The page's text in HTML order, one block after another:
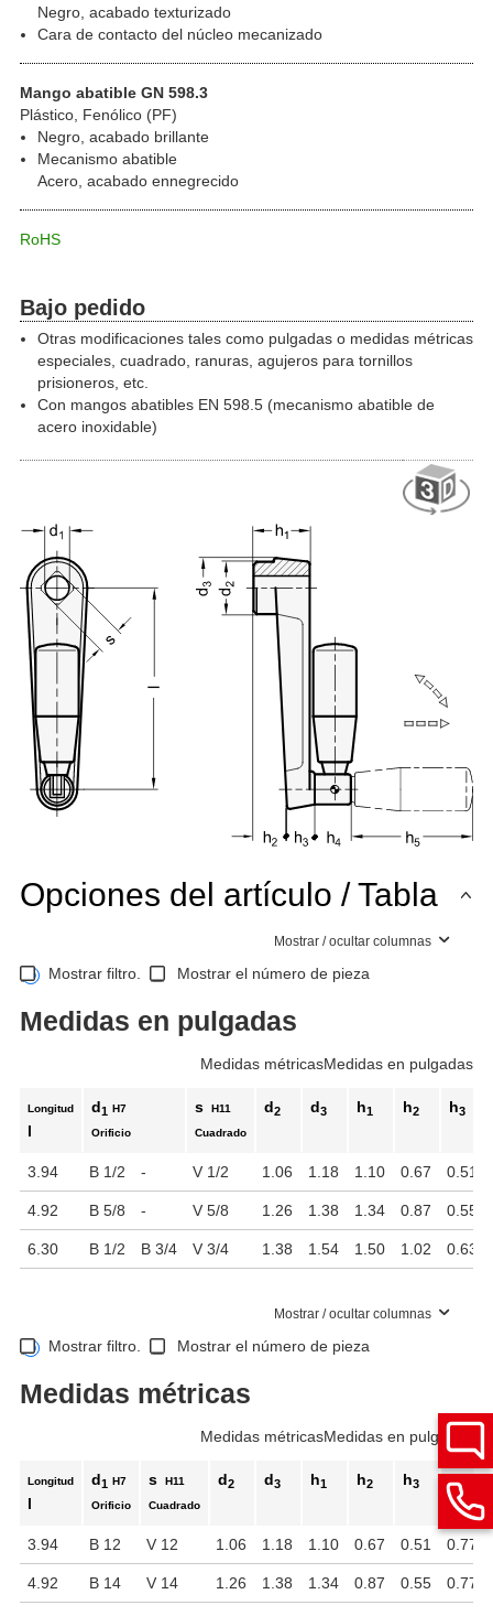
Negro, acabado texturizado
Cara de contacto del núcleo mecanizado
Mango abatible GN 598.3
Plástico, Fenólico (PF)
Negro, acabado brillante
Mecanismo abatible
Acero, acabado ennegrecido
RoHS
Bajo pedido
Otras modificaciones tales como pulgadas o medidas métricas
especiales, cuadrado, ranuras, agujeros para tornillos
prisioneros, etc.
Con mangos abatibles EN 598.5 (mecanismo abatible de
acero inoxidable)
Opciones del artículo / Tabla
Mostrar / ocultar columnas
Mostrar filtro. Mostrar el número de pieza
Medidas en pulgadas
Medidas métricasMedidas en pulgadas
Longitud
l
d1 H7
Orificio
s
H11
Cuadrado
d2 d3 h1 h2 h3
3.94 B 1/2 - V 1/2 1.06 1.18 1.10 0.67 0.51
4.92 B 5/8 - V 5/8 1.26 1.38 1.34 0.87 0.55
6.30 B 1/2 B 3/4 V 3/4 1.38 1.54 1.50 1.02 0.63
Mostrar / ocultar columnas
Mostrar filtro. Mostrar el número de pieza
Medidas métricas
Medidas métricasMedidas en pulgadas
Longitud
l
d1 H7
Orificio
s
H11
Cuadrado
d2 d3 h1 h2 h3 h4
3.94 B 12 V 12 1.06 1.18 1.10 0.67 0.51 0.77
4.92 B 14 V 14 1.26 1.38 1.34 0.87 0.55 0.77